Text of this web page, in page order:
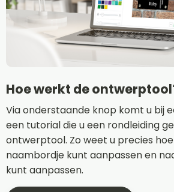
Hoe werkt de
Via onderstaande knop komt u bij
een tutorial die u een rondleiding
ontwerptool. Zo weet u precies
naambordje kunt aanpassen en
kunt aanpassen.